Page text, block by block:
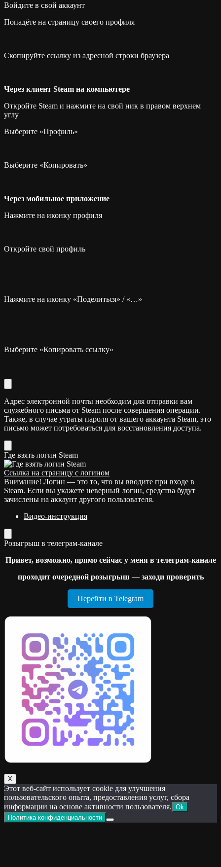
Войдите в свой аккаунт
Попадёте на страницу своего профиля
Скопируйте ссылку из адресной строки браузера
Через клиент Steam на компьютере
Откройте Steam и нажмите на свой ник в правом верхнем
углу
Выберите «Профиль»
Выберите «Копировать»
Через мобильное приложение
Нажмите на иконку профиля
Откройте свой профиль
Нажмите на иконку «Поделиться» / «…»
Выберите «Копировать ссылку»
Адрес электронной почты необходим для отправки вам
служебного письма от Steam после совершения операции.
Также, в случае утраты пароля от вашего аккаунта Steam, это
письмо может потребоваться для восстановления доступа.
Где взять логин Steam
Ссылка на страницу с логином
Внимание! Логин — это то, что вы вводите при входе в
Steam. Если вы укажете неверный логин, средства будут
зачислены на аккаунт другого пользователя.
Видео-инструкция
Розыгрыш в телеграм-канале
Привет, возможно, прямо сейчас у меня в телеграм-канале
проходит очередной розыгрыш — заходи проверить
Перейти в Telegram
Х
Этот веб-сайт использует cookie для улучшения
пользовательского опыта, предоставления услуг, сбора
информации на основе активности пользователя. Ok
Политика конфиденциальности